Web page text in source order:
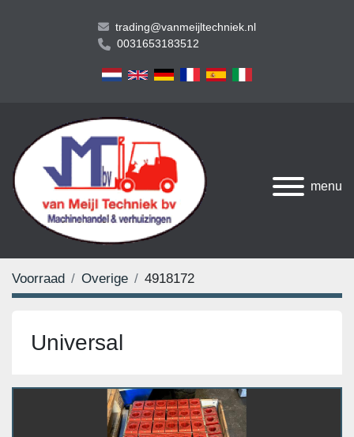
trading@vanmeijltechniek.nl
0031653183512
menu
Voorraad Overige 4918172
Universal